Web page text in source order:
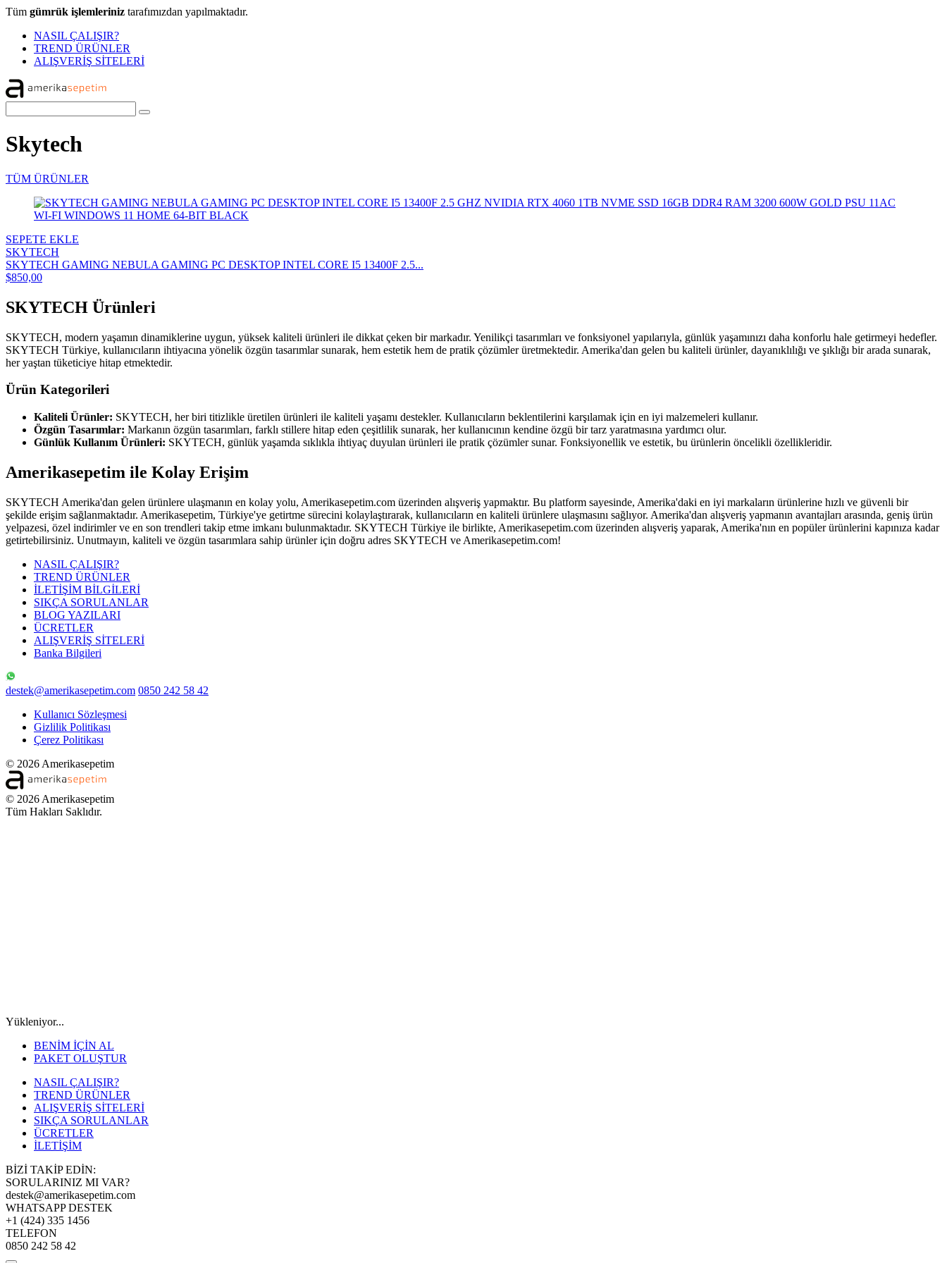
Tüm gümrük işlemleriniz tarafımızdan yapılmaktadır.
NASIL ÇALIŞIR?
TREND ÜRÜNLER
ALIŞVERİŞ SİTELERİ
Skytech
TÜM ÜRÜNLER
SEPETE EKLE
SKYTECH
SKYTECH GAMING NEBULA GAMING PC DESKTOP INTEL CORE I5 13400F 2.5...
$850,00
SKYTECH Ürünleri
SKYTECH, modern yaşamın dinamiklerine uygun, yüksek kaliteli ürünleri ile dikkat çeken bir markadır. Yenilikçi tasarımları ve fonksiyonel yapılarıyla, günlük yaşamınızı daha konforlu hale getirmeyi hedefler.
SKYTECH Türkiye, kullanıcıların ihtiyacına yönelik özgün tasarımlar sunarak, hem estetik hem de pratik çözümler üretmektedir. Amerika'dan gelen bu kaliteli ürünler, dayanıklılığı ve şıklığı bir arada sunarak,
her yaştan tüketiciye hitap etmektedir.
Ürün Kategorileri
Kaliteli Ürünler: SKYTECH, her biri titizlikle üretilen ürünleri ile kaliteli yaşamı destekler. Kullanıcıların beklentilerini karşılamak için en iyi malzemeleri kullanır.
Özgün Tasarımlar: Markanın özgün tasarımları, farklı stillere hitap eden çeşitlilik sunarak, her kullanıcının kendine özgü bir tarz yaratmasına yardımcı olur.
Günlük Kullanım Ürünleri: SKYTECH, günlük yaşamda sıklıkla ihtiyaç duyulan ürünleri ile pratik çözümler sunar. Fonksiyonellik ve estetik, bu ürünlerin öncelikli özellikleridir.
Amerikasepetim ile Kolay Erişim
SKYTECH Amerika'dan gelen ürünlere ulaşmanın en kolay yolu, Amerikasepetim.com üzerinden alışveriş yapmaktır. Bu platform sayesinde, Amerika'daki en iyi markaların ürünlerine hızlı ve güvenli bir
şekilde erişim sağlanmaktadır. Amerikasepetim, Türkiye'ye getirtme sürecini kolaylaştırarak, kullanıcıların en kaliteli ürünlere ulaşmasını sağlıyor. Amerika'dan alışveriş yapmanın avantajları arasında, geniş ürün
yelpazesi, özel indirimler ve en son trendleri takip etme imkanı bulunmaktadır. SKYTECH Türkiye ile birlikte, Amerikasepetim.com üzerinden alışveriş yaparak, Amerika'nın en popüler ürünlerini kapınıza kadar
getirtebilirsiniz. Unutmayın, kaliteli ve özgün tasarımlara sahip ürünler için doğru adres SKYTECH ve Amerikasepetim.com!
NASIL ÇALIŞIR?
TREND ÜRÜNLER
İLETİŞİM BİLGİLERİ
SIKÇA SORULANLAR
BLOG YAZILARI
ÜCRETLER
ALIŞVERİŞ SİTELERİ
Banka Bilgileri
destek@amerikasepetim.com 0850 242 58 42
Kullanıcı Sözleşmesi
Gizlilik Politikası
Çerez Politikası
© 2026 Amerikasepetim
© 2026 Amerikasepetim
Tüm Hakları Saklıdır.
Yükleniyor...
BENİM İÇİN AL
PAKET OLUŞTUR
NASIL ÇALIŞIR?
TREND ÜRÜNLER
ALIŞVERİŞ SİTELERİ
SIKÇA SORULANLAR
ÜCRETLER
İLETİŞİM
BİZİ TAKİP EDİN:
SORULARINIZ MI VAR?
destek@amerikasepetim.com
WHATSAPP DESTEK
+1 (424) 335 1456
TELEFON
0850 242 58 42